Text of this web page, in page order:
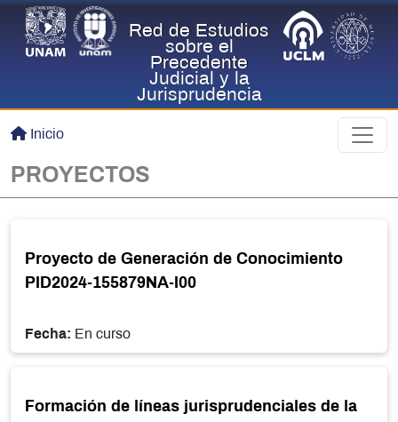
Pasar al contenido principal
Red de Estudios
sobre el
Precedente
Judicial y la
Jurisprudencia
Inicio
PROYECTOS
Proyecto de Generación de Conocimiento
PID2024-155879NA-I00
Fecha: En curso
Formación de líneas jurisprudenciales de la